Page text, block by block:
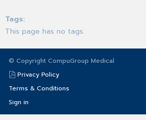
Tags
This page has no tags.
© Copyright CompuGroup Medical
Privacy Policy
Terms & Conditions
Sign in